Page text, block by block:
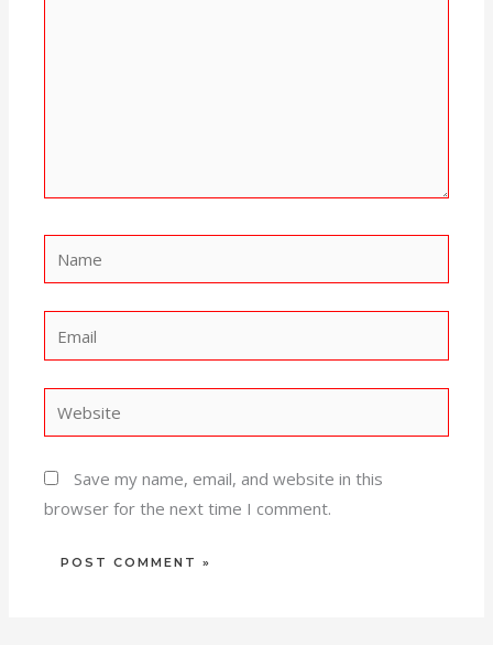
Save my name, email, and website in this
browser for the next time I comment.